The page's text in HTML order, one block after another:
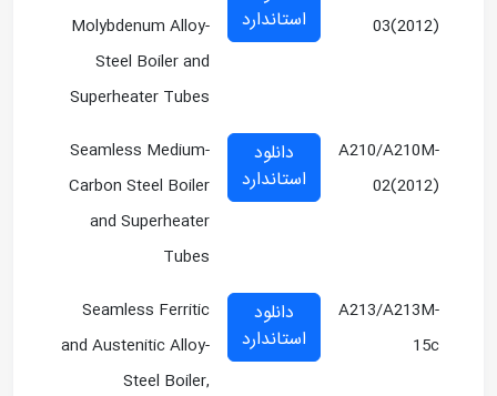
03(2012)
استاندارد
Molybdenum Alloy-
Steel Boiler and
Superheater Tubes
A210/A210M-
02(2012)
دانلود
استاندارد
Seamless Medium-
Carbon Steel Boiler
and Superheater
Tubes
A213/A213M-
15c
دانلود
استاندارد
Seamless Ferritic
and Austenitic Alloy-
Steel Boiler,